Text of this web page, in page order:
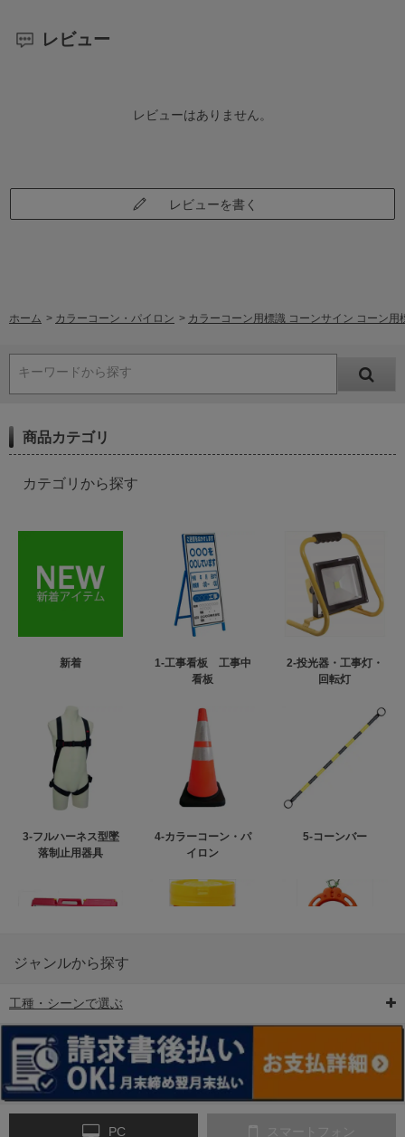
レビュー
レビューはありません。
レビューを書く
ホーム > カラーコーン・パイロン > カラーコーン用標識 コーンサイン コーン用
キーワードから探す
商品カテゴリ
カテゴリから探す
新着
1-工事看板 工事中
看板
2-投光器・工事灯・
回転灯
3-フルハーネス型墜
落制止用器具
4-カラーコーン・パ
イロン
5-コーンバー
6-矢印板/LED矢印板
ンス
ジャンルから探す
工種・シーンで選ぶ
PC スマートフォン